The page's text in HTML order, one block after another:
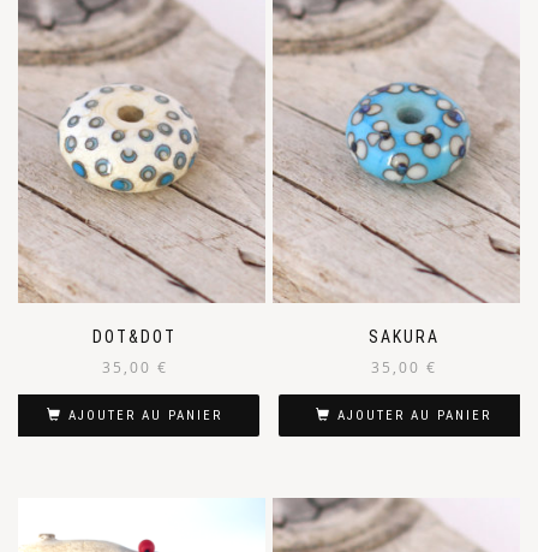
DOT&DOT
35,00 €
AJOUTER AU PANIER
SAKURA
35,00 €
AJOUTER AU PANIER